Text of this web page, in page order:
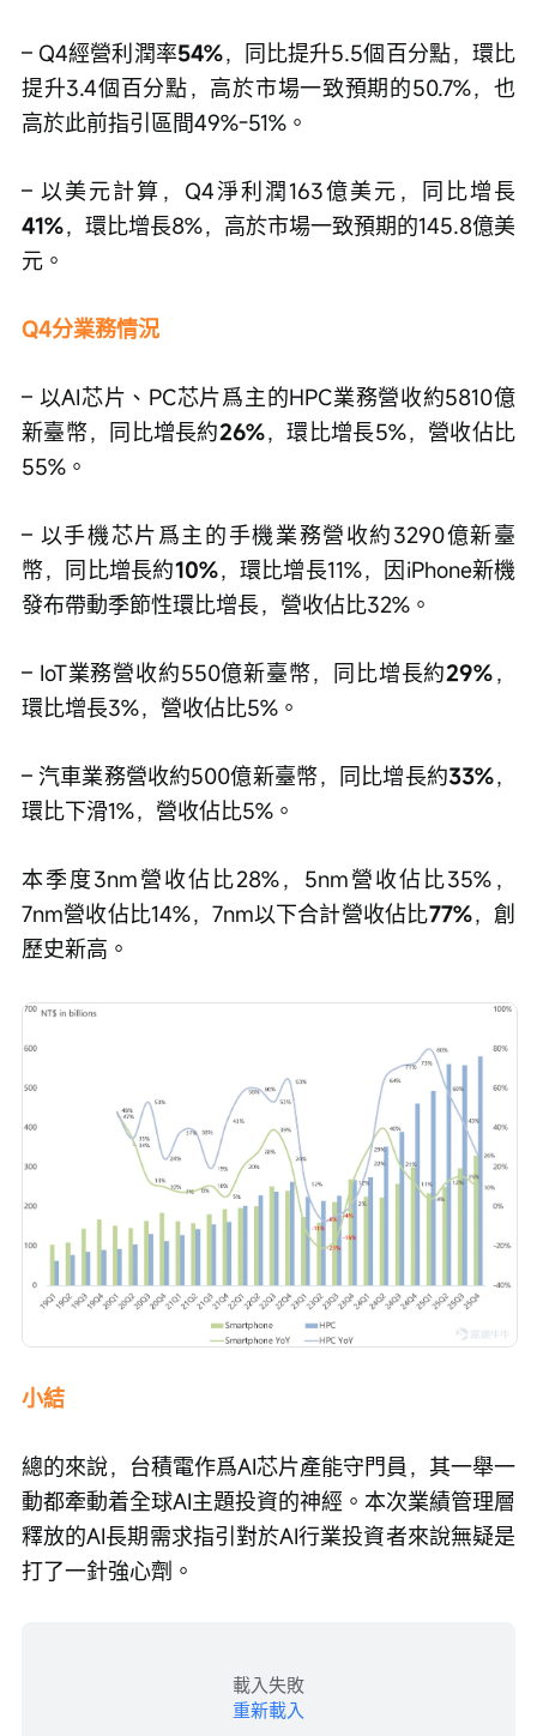
– Q4經營利潤率54%，同比提升5.5個百分點，環比
提升3.4個百分點，高於市場一致預期的50.7%，也
高於此前指引區間49%-51%。
– 以美元計算，Q4淨利潤163億美元，同比增長
41%，環比增長8%，高於市場一致預期的145.8億美
元。
Q4分業務情況
– 以AI芯片、PC芯片爲主的HPC業務營收約5810億
新臺幣，同比增長約26%，環比增長5%，營收佔比
55%。
– 以手機芯片爲主的手機業務營收約3290億新臺
幣，同比增長約10%，環比增長11%，因iPhone新機
發布帶動季節性環比增長，營收佔比32%。
– IoT業務營收約550億新臺幣，同比增長約29%，
環比增長3%，營收佔比5%。
– 汽車業務營收約500億新臺幣，同比增長約33%，
環比下滑1%，營收佔比5%。
本季度3nm營收佔比28%，5nm營收佔比35%，
7nm營收佔比14%，7nm以下合計營收佔比77%，創
歷史新高。
小結
總的來說，台積電作爲AI芯片產能守門員，其一舉一
動都牽動着全球AI主題投資的神經。本次業績管理層
釋放的AI長期需求指引對於AI行業投資者來說無疑是
打了一針強心劑。
載入失敗
重新載入